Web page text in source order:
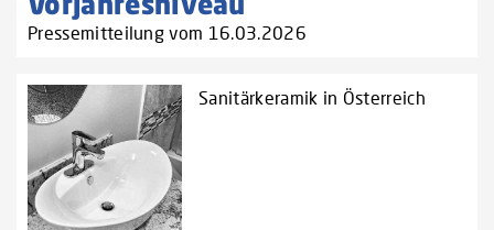
Pressemitteilung vom 16.03.2026
Sanitärkeramik in Österreich